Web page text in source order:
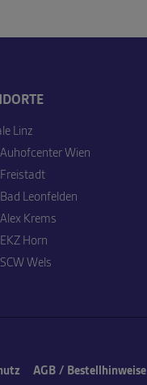
Linz
Wien
Leonfelden
Krems
Horn
Wels
AGB / Bestellhinweise